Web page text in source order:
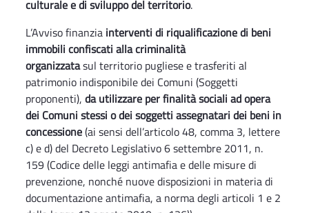
culturale e di sviluppo del territorio.
L’Avviso finanzia interventi di riqualificazione di beni
immobili confiscati alla criminalità
organizzatasul territorio pugliese e trasferiti al
patrimonio indisponibile dei Comuni (Soggetti
proponenti), da utilizzare per finalità sociali ad opera
dei Comuni stessi o dei soggetti assegnatari dei beni in
concessione(ai sensi dell’articolo 48, comma 3, lettere
c) e d) del Decreto Legislativo 6 settembre 2011, n.
159 (Codice delle leggi antimafia e delle misure di
prevenzione, nonché nuove disposizioni in materia di
documentazione antimafia, a norma degli articoli 1 e 2